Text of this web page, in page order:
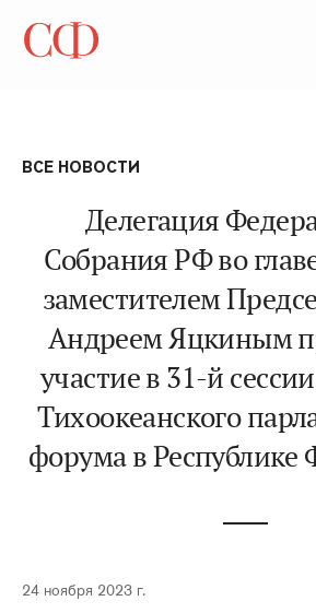
ВСЕ НОВОСТИ
Делегация
Собрания РФ во
заместителем
Андреем Яцкиным
участие в 31-й
Тихоокеанского
форума в
24 ноября 2023 г.